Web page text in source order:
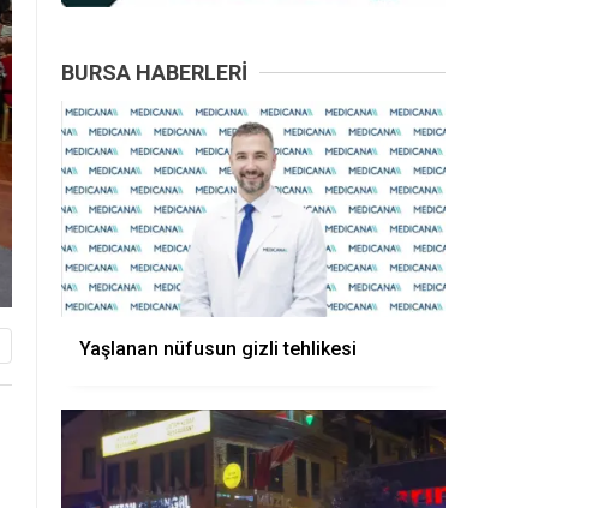
BURSA HABERLERI
Yaşlanan nüfusun gizli tehlikesi